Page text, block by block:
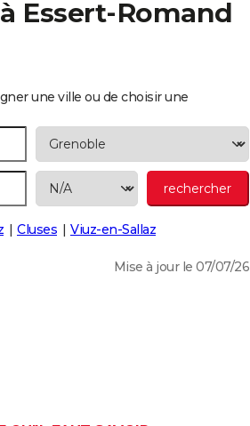
Essert-Romand
une ville ou de choisir une
Cluses Viuz-en-Sallaz
Mise à jour le 07/07/26